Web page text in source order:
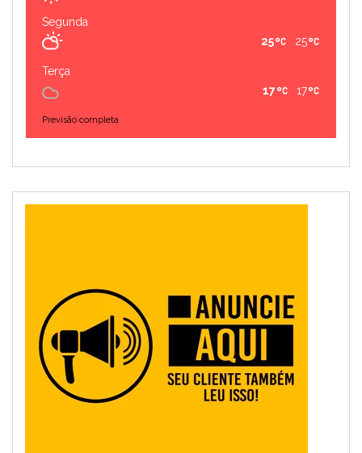
Segunda
25
25
Terça
17
17
Previsão completa